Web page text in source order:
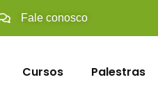
Fale conosco
Cursos Palestras